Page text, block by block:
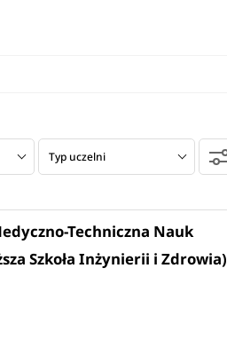
Typ uczelni
Techniczna Nauk
Szkoła Inżynierii i Zdrowia)